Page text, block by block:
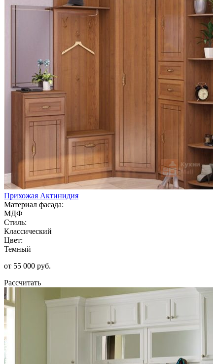
Прихожая Актинидия
Материал фасада:
МДФ
Стиль:
Классический
Цвет:
Темный
от 55 000 руб.
Рассчитать